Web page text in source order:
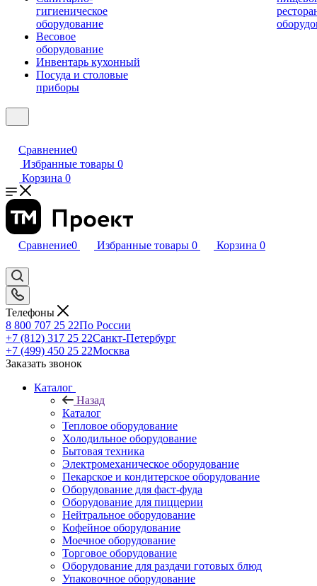
гигиеническое
оборудование
Весовое
оборудование
Инвентарь кухонный
Посуда и столовые
приборы
Сравнение0
Избранные товары 0
Корзина 0
Сравнение0 Избранные товары 0 Корзина 0
Телефоны
8 800 707 25 22По России
+7 (812) 317 25 22Санкт-Петербург
+7 (499) 450 25 22Москва
Заказать звонок
Каталог
Назад
Каталог
Тепловое оборудование
Холодильное оборудование
Бытовая техника
Электромеханическое оборудование
Пекарское и кондитерское оборудование
Оборудование для фаст-фуда
Оборудование для пиццерии
Нейтральное оборудование
Кофейное оборудование
Моечное оборудование
Торговое оборудование
Оборудование для раздачи готовых блюд
Упаковочное оборудование